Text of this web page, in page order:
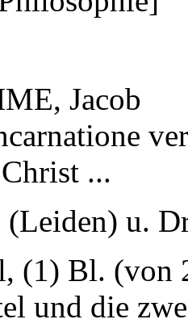
Jacob
...
(Leiden) u.
(1) Bl. (von
und die